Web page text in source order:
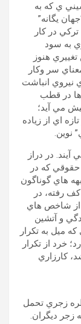
ي که به
يگانه”
در کار
به سود
هنوز
سر وکار
نيروي انباشت
در قطب
مي آيد؛
اي از زياده
نوين.
در دراز
حقوقي که در
هاي گوناگون
کف رفته، در
از شاخص هاي
و آتشين
ميل به تکرار
خرد از تکرار
کارزاري
زجري تحمل
زجر ديگران.